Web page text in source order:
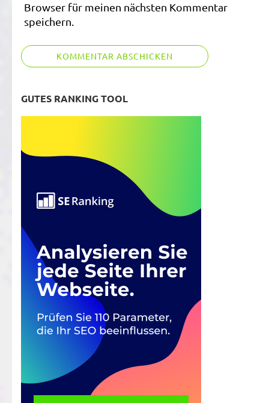
Browser für meinen nächsten Kommentar
speichern.
GUTES RANKING TOOL